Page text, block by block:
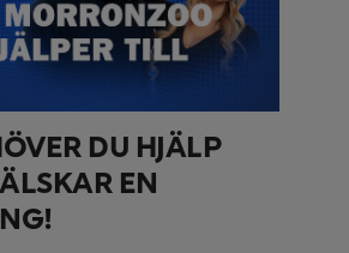
DU HJÄLP
EN